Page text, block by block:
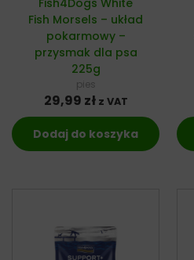
Fish Morsels – układ
pokarmowy –
przysmak dla psa
225g
pies
29,99 zł z VAT
Dodaj do koszyka